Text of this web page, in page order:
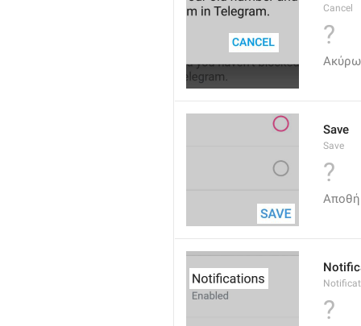
Cancel
?
Save
Save
?
?